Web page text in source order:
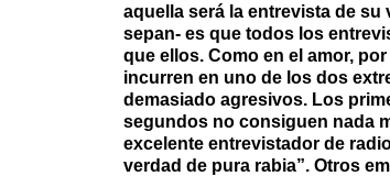
aquella será la entrevista de
sepan- es que todos los
que ellos. Como en el amor,
incurren en uno de los dos
demasiado agresivos. Los
segundos no consiguen nada
excelente entrevistador de
verdad de pura rabia”. Otros